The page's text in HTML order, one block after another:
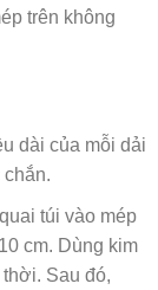
trên không
dài của mỗi dải
túi vào mép
cm. Dùng kim
Sau đó,